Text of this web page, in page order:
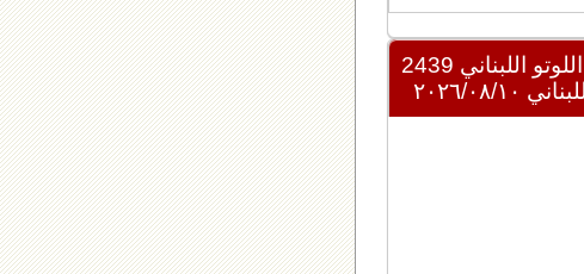
اللوتو اللبناني 2439